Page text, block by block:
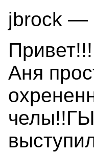
jbrock —
Аня